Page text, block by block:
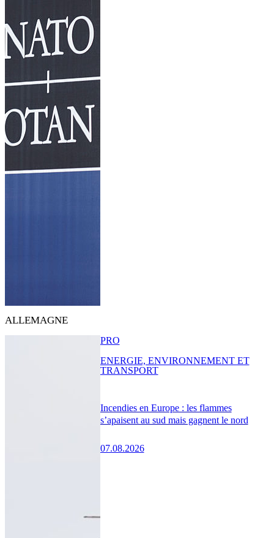
ALLEMAGNE
Incendies en Europe : les flammes
s’apaisent au sud mais gagnent le nord
07.08.2026
PRO
ENERGIE, ENVIRONNEMENT ET
TRANSPORT